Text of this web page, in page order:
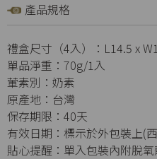
產品規格
禮盒尺寸（4入）：L14.5 x
單品淨重：70g/1入
葷素別：奶素
原產地：台灣
保存期限：40天
有效日期：標示於外包裝上(
貼心提醒：單入包裝內附脫